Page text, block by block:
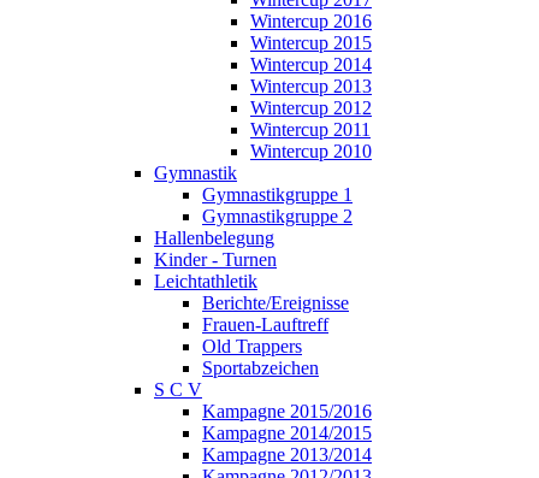
Wintercup 2016
Wintercup 2015
Wintercup 2014
Wintercup 2013
Wintercup 2012
Wintercup 2011
Wintercup 2010
Gymnastik
Gymnastikgruppe 1
Gymnastikgruppe 2
Hallenbelegung
Kinder - Turnen
Leichtathletik
Berichte/Ereignisse
Frauen-Lauftreff
Old Trappers
Sportabzeichen
S C V
Kampagne 2015/2016
Kampagne 2014/2015
Kampagne 2013/2014